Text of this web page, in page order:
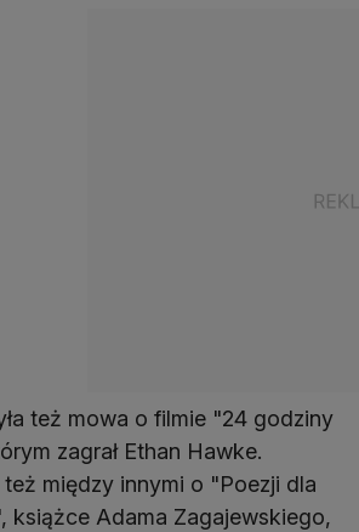
też mowa o filmie "24 godziny
zagrał Ethan Hawke.
też między innymi o "Poezji dla
książce Adama Zagajewskiego,